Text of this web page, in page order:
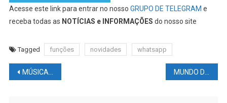
Acesse este link para entrar no nosso GRUPO DE TELEGRAM e
receba todas as NOTÍCIAS e INFORMAÇÕES do nosso site
Tagged funções novidades whatsapp
Navegação
MÚSICA: Britney Spears foi esbofeteada por sua mãe no passado MUNDO DAS LUTAS – UFC: Jiri Prochazka e seus demônios